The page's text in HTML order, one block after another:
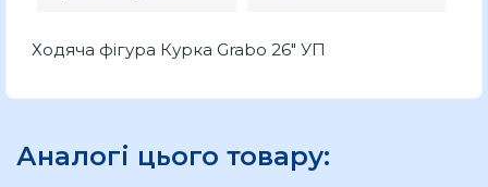
Ходяча фігура Курка Grabo 26" УП
Аналогі цього товару: